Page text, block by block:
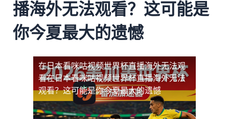
播海外无法观看？这可能是
你今夏最大的遗憾
在日本看咪咕视频世界杯直播海外无法观
看在日本看咪咕视频世界杯直播海外无法
观看？这可能是你今夏最大的遗憾